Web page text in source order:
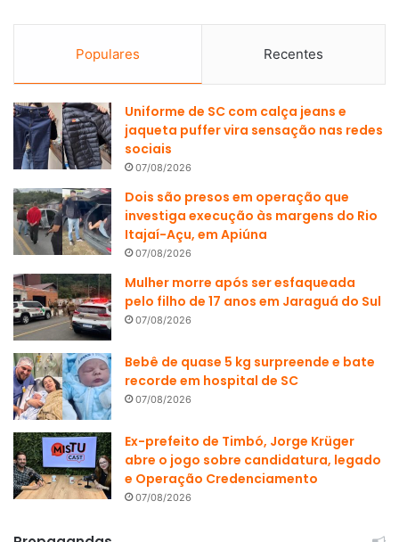
Populares Recentes
Uniforme de SC com calça jeans e
jaqueta puffer vira sensação nas redes
sociais
07/08/2026
Dois são presos em operação que
investiga execução às margens do Rio
Itajaí-Açu, em Apiúna
07/08/2026
Mulher morre após ser esfaqueada
pelo filho de 17 anos em Jaraguá do Sul
07/08/2026
Bebê de quase 5 kg surpreende e bate
recorde em hospital de SC
07/08/2026
Ex-prefeito de Timbó, Jorge Krüger
abre o jogo sobre candidatura, legado
e Operação Credenciamento
07/08/2026